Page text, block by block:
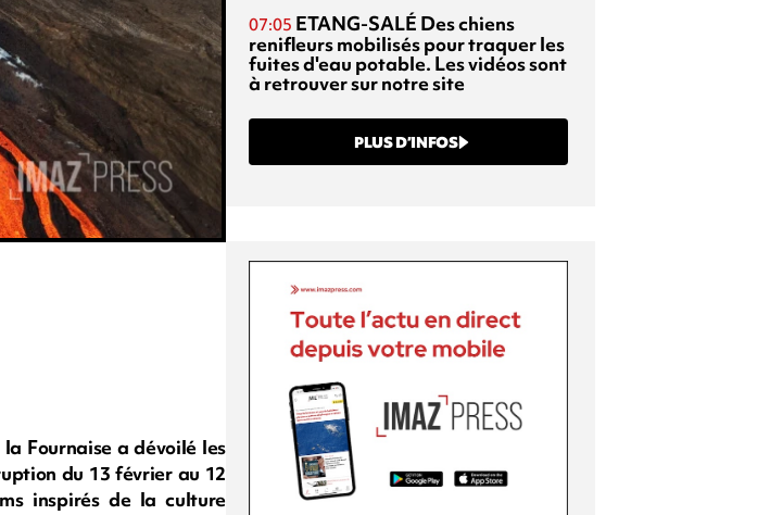
Fournaise a dévoilé les
du 13 février au 12
inspirés de la culture
07:05 ETANG-SALÉ Des chiens
renifleurs mobilisés pour traquer les
fuites d'eau potable. Les vidéos sont
à retrouver sur notre site
PLUS D’INFOS